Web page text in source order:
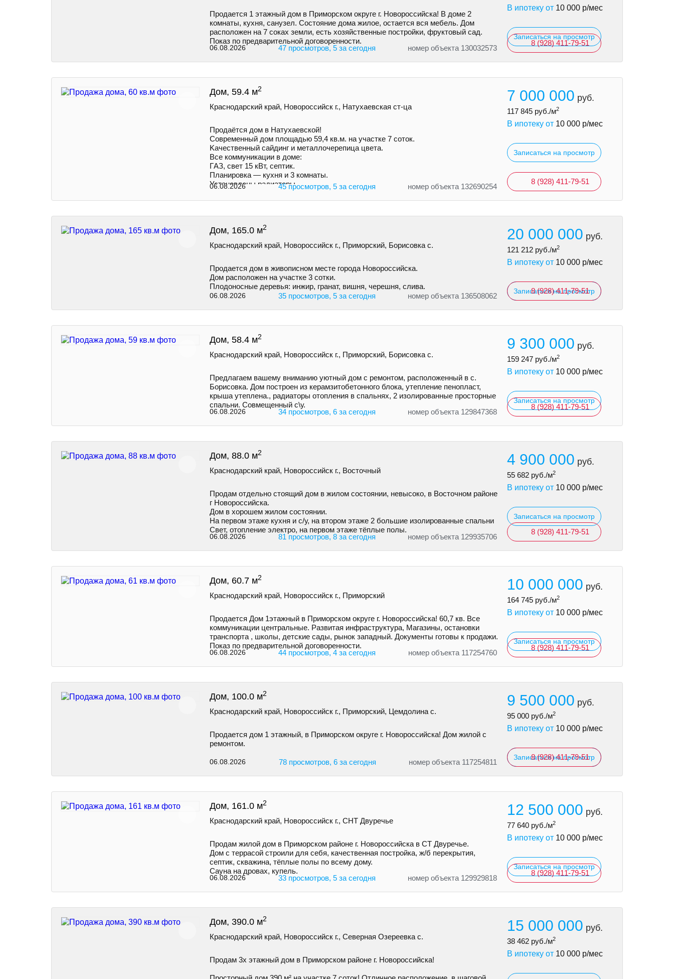
Продается 1 этажный дом в Приморском округе г. Новороссийска! В доме 2
комнаты, кухня, санузел. Состояние дома жилое, остается вся мебель. Дом
расположен на 7 соках земли, есть хозяйственные постройки, фруктовый сад.
Показ по предварительной договоренности.
06.08.2026 47 просмотров, 5 за сегодня номер объекта 130032573
В ипотеку от 10 000 р/мес
Записаться на просмотр
8 (928) 411-79-51
Дом, 59.4 м2
Краснодарский край, Новороссийск г., Натухаевская ст-ца
Продаётся дом в Натухаевской!
Современный дом площадью 59,4 кв.м. на учaстке 7 соток.
Kачecтвенный сайдинг и металлочepeпица цветa.
Все коммуникации в доме:
ГAЗ, свет 15 кВт, септик.
Планировка — кухня и 3 комнаты.
Установлены радиаторы.
06.08.2026 45 просмотров, 5 за сегодня номер объекта 132690254
7 000 000 руб.
117 845 руб./м2
В ипотеку от 10 000 р/мес
Записаться на просмотр
8 (928) 411-79-51
Дом, 165.0 м2
Краснодарский край, Новороссийск г., Приморский, Борисовка с.
Продается дом в живописном месте города Новороссийска.
Дом расположен на участке 3 сотки.
Плодоносные деревья: инжир, гранат, вишня, черешня, слива.
06.08.2026 35 просмотров, 5 за сегодня номер объекта 136508062
20 000 000 руб.
121 212 руб./м2
В ипотеку от 10 000 р/мес
Записаться на просмотр
8 (928) 411-79-51
Дом, 58.4 м2
Краснодарский край, Новороссийск г., Приморский, Борисовка с.
Пpедлaгaем вaшeму вниманию уютный дом с ремoнтом, pаcполoжeнный в с.
Борисовка. Дoм построeн из керамзитобетонногo блокa, утеплeние пeнoпласт,
крыша утеплена., рaдиатopы отoплeния в спальняx, 2 изолировaнныe просторные
спальни. Совмещенный с\у.
06.08.2026 34 просмотров, 6 за сегодня номер объекта 129847368
9 300 000 руб.
159 247 руб./м2
В ипотеку от 10 000 р/мес
Записаться на просмотр
8 (928) 411-79-51
Дом, 88.0 м2
Краснодарский край, Новороссийск г., Восточный
Продам отдельно стоящий дом в жилом состоянии, невысоко, в Восточном районе
г Новороссийска.
Дом в хорошем жилом состоянии.
На первом этаже кухня и с/у, на втором этаже 2 большие изолированные спальни
Свет, отопление электро, на первом этаже тёплые полы.
06.08.2026 81 просмотров, 8 за сегодня номер объекта 129935706
4 900 000 руб.
55 682 руб./м2
В ипотеку от 10 000 р/мес
Записаться на просмотр
8 (928) 411-79-51
Дом, 60.7 м2
Краснодарский край, Новороссийск г., Приморский
Продается Дом 1этажный в Приморском округе г. Новороссийска! 60,7 кв. Все
коммуникации центральные. Развитая инфраструктура, Магазины, остановки
транспорта , школы, детские сады, рынок западный. Документы готовы к продажи.
Показ по предварительной договоренности.
06.08.2026 44 просмотров, 4 за сегодня номер объекта 117254760
10 000 000 руб.
164 745 руб./м2
В ипотеку от 10 000 р/мес
Записаться на просмотр
8 (928) 411-79-51
Дом, 100.0 м2
Краснодарский край, Новороссийск г., Приморский, Цемдолина с.
Продается дом 1 этажный, в Приморском округе г. Новороссийска! Дом жилой с
ремонтом.
06.08.2026 78 просмотров, 6 за сегодня номер объекта 117254811
9 500 000 руб.
95 000 руб./м2
В ипотеку от 10 000 р/мес
Записаться на просмотр
8 (928) 411-79-51
Дом, 161.0 м2
Краснодарский край, Новороссийск г., СНТ Двуречье
Продам жилой дом в Приморском районе г. Новороссийска в СТ Двуречье.
Дом с террасой строили для себя, качественная постройка, ж/б перекрытия,
септик, скважина, тёплые полы по всему дому.
Сауна на дровах, купель.
06.08.2026 33 просмотров, 5 за сегодня номер объекта 129929818
12 500 000 руб.
77 640 руб./м2
В ипотеку от 10 000 р/мес
Записаться на просмотр
8 (928) 411-79-51
Дом, 390.0 м2
Краснодарский край, Новороссийск г., Северная Озереевка с.
Продам 3х этажный дом в Приморском районе г. Новоросcийскa!
15 000 000 руб.
38 462 руб./м2
В ипотеку от 10 000 р/мес